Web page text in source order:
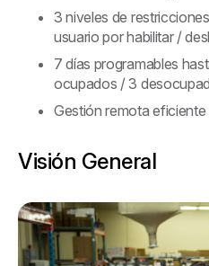
3 niveles de
usuario por habilitar /
7 días programables
ocupados / 3
Gestión remota
Visión General